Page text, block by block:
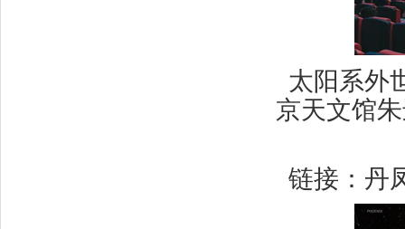
太阳系外
京天文馆
链接：丹